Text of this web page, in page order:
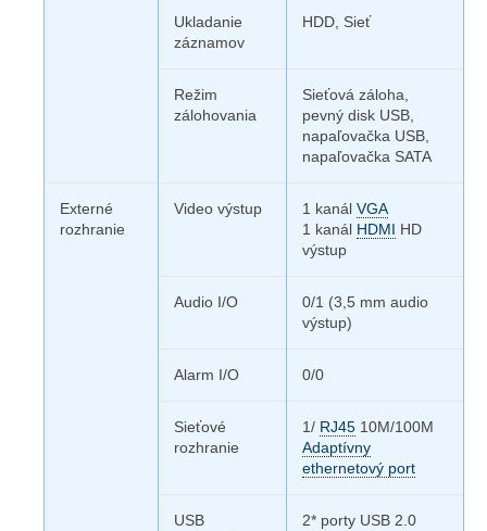
Ukladanie
záznamov
HDD, Sieť
Režim
zálohovania
Sieťová záloha,
pevný disk USB,
napaľovačka USB,
napaľovačka SATA
Externé
rozhranie
Video výstup 1 kanál VGA
1 kanál HDMI HD
výstup
Audio I/O
0/1 (3,5 mm audio
výstup)
Alarm I/O 0/0
Sieťové
rozhranie
1/ RJ45 10M/100M
Adaptívny
ethernetový port
USB
2* porty USB 2.0